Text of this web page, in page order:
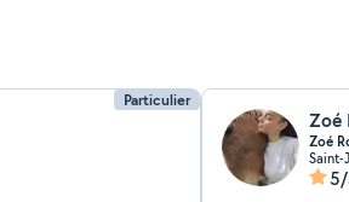
Particulier
Zoé
Zoé